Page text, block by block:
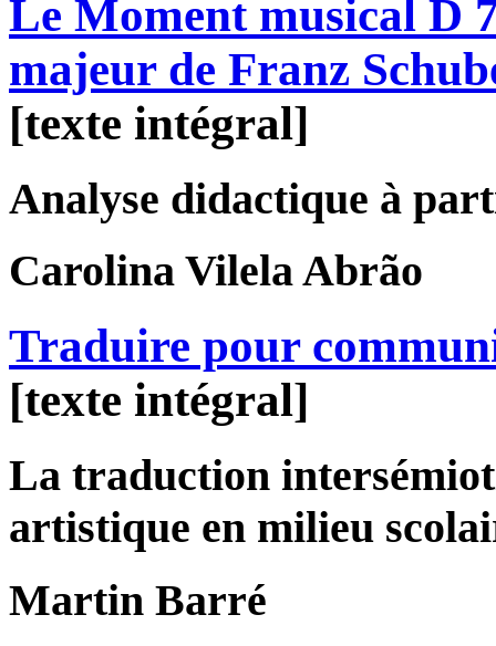
Le Moment musical D
majeur de Franz
[texte intégral]
Analyse didactique à
Carolina Vilela Abrão
Traduire pour
[texte intégral]
La traduction
artistique en milieu
Martin Barré